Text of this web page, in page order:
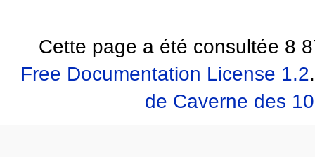
Cette page a été consultée 8
Free Documentation License 1.2.
de Caverne des